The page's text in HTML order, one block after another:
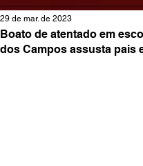
Boato de atentado em
dos Campos assusta pais
29 de mar. de 2023